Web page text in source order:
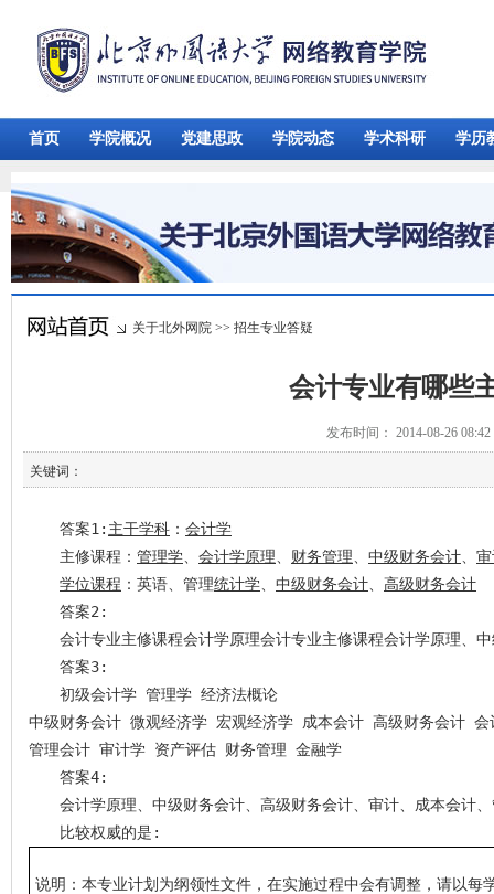
首页 学院概况 党建思政 学院动态 学术科研 学历
关于北外网院 >> 招生专业答疑
会计专业有哪些
发布时间： 2014-08-26
关键词：
答案1: 主干学科 ： 会计学
主修课程： 管理学 会计学原理 财务管理 中级财务会计
学位课程 ：英语、管理统计学 中级财务会计
高级财务会计
答案2:
会计专业主修课程会计学原理会计专业主修课程会计学原理、
答案3:
初级会计学 管理学 经济法概论
中级财务会计 微观经济学 宏观经济学 成本会计 高级财务会计 会
管理会计 审计学 资产评估 财务管理 金融学
答案4:
会计学原理、中级财务会计、高级财务会计、审计、成本会计
比较权威的是:
说明：本专业计划为纲领性文件，在实施过程中会有调整，请以